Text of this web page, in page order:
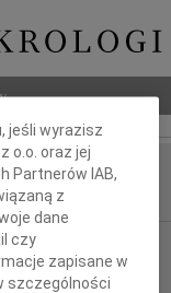
jeśli wyrazisz
o.o. oraz jej
Partnerów IAB,
z
dane
czy
zapisane w
szczególności